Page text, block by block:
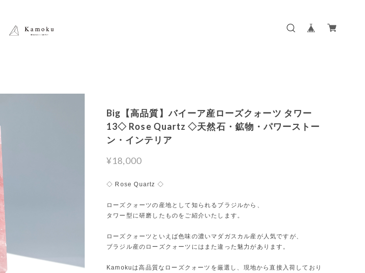
Big【高品質】バイーア産ローズクォーツ タワー
13◇ Rose Quartz ◇天然石・鉱物・パワーストー
ン・インテリア
¥18,000
◇ Rose Quartz ◇
ローズクォーツの産地として知られるブラジルから、
タワー型に研磨したものをご紹介いたします。
ローズクォーツといえば色味の濃いマダガスカル産が人気ですが、
ブラジル産のローズクォーツにはまた違った魅力があります。
Kamokuは高品質なローズクォーツを厳選し、現地から直接入荷しており